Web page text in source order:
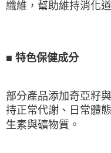
纖維，幫助維持消化
■ 特色保健成分
部分產品添加奇亞籽
持正常代謝、日常體
生素與礦物質。